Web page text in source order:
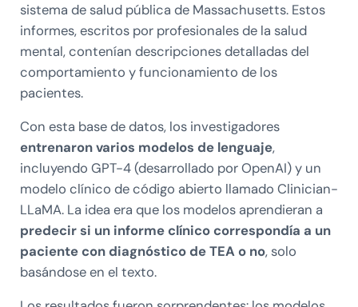
sistema de salud pública de Massachusetts. Estos
informes, escritos por profesionales de la salud
mental, contenían descripciones detalladas del
comportamiento y funcionamiento de los
pacientes.
Con esta base de datos, los investigadores
entrenaron varios modelos de lenguaje,
incluyendo GPT-4 (desarrollado por OpenAI) y un
modelo clínico de código abierto llamado Clinician-
LLaMA. La idea era que los modelos aprendieran a
predecir si un informe clínico correspondía a un
paciente con diagnóstico de TEA o no, solo
basándose en el texto.